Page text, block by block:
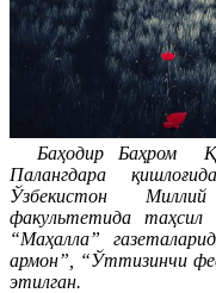
Баҳодир Баҳром
Палангдара
Ўзбекистон
факультетида таҳсил
“Маҳалла”
армон”, “Ўттизинчи
этилган.